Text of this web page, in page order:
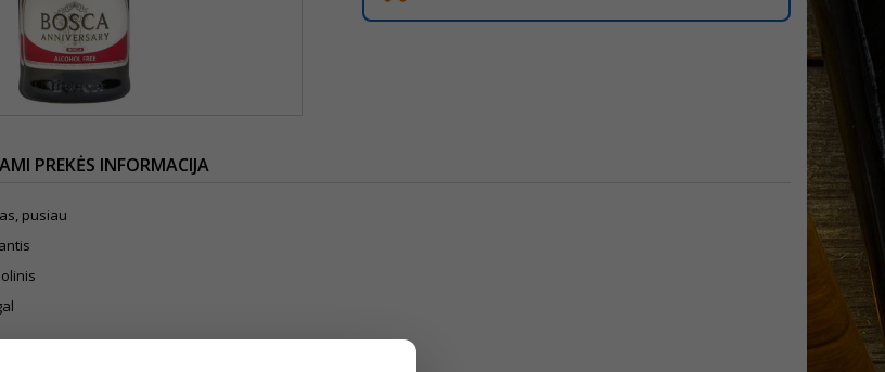
PREKĖS INFORMACIJA
pusiau
iš